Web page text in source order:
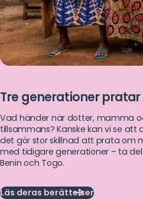
Tre generationer
Vad händer när dotter, mamma
tillsammans? Kanske kan vi se
det gör stor skillnad att prata om
med tidigare generationer – ta
Benin och Togo.
Läs deras berättelser